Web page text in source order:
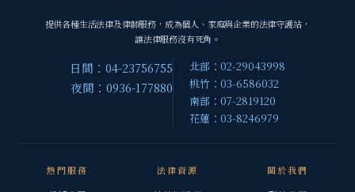
提供各種生活法律及律師服務，成為個人、家庭與企業的法律守護站，
讓法律服務沒有死角。
日間：04-23756755
夜間：0936-177880
北部：02-29043998
桃竹：03-6586032
南部：07-2819120
花蓮：03-8246979
熱門服務 法律資源 關於我們